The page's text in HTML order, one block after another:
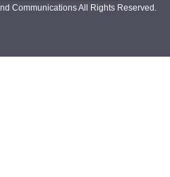
Communications All Rights Reserved.